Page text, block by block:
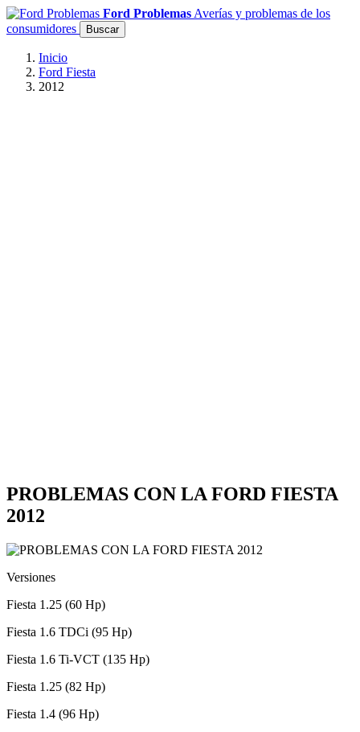
Ford Problemas Averías y problemas de los
consumidores
Buscar
Inicio
Ford Fiesta
2012
PROBLEMAS CON LA FORD FIESTA
2012
Versiones
Fiesta 1.25 (60 Hp)
Fiesta 1.6 TDCi (95 Hp)
Fiesta 1.6 Ti-VCT (135 Hp)
Fiesta 1.25 (82 Hp)
Fiesta 1.4 (96 Hp)